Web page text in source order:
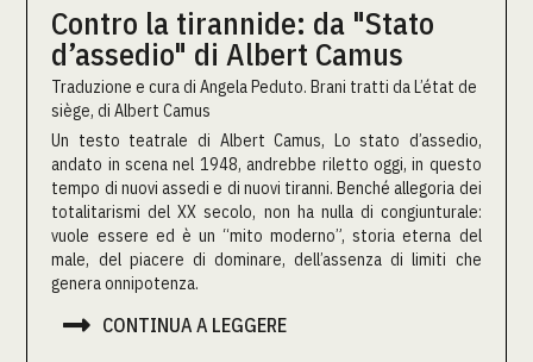
Contro la tirannide: da "Stato
d’assedio" di Albert Camus
Traduzione e cura di Angela Peduto. Brani tratti da L’état de
siège, di Albert Camus
Un testo teatrale di Albert Camus, Lo stato d’assedio,
andato in scena nel 1948, andrebbe riletto oggi, in questo
tempo di nuovi assedi e di nuovi tiranni. Benché allegoria dei
totalitarismi del XX secolo, non ha nulla di congiunturale:
vuole essere ed è un “mito moderno”, storia eterna del
male, del piacere di dominare, dell’assenza di limiti che
genera onnipotenza.
 CONTINUA A LEGGERE